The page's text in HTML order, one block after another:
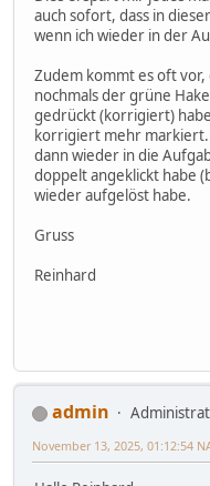
auch sofort, dass in
wenn ich wieder in der
Zudem kommt es oft vor,
nochmals der grüne
gedrückt (korrigiert)
korrigiert mehr markiert.
dann wieder in die
doppelt angeklickt habe
wieder aufgelöst habe.
Gruss
Reinhard
admin
November 13, 2025, 01:12:54